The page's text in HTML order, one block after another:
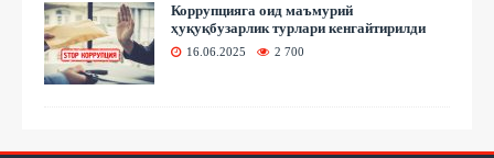
Коррупцияга оид маъмурий
ҳуқуқбузарлик турлари кенгайтирилди
16.06.2025 2 700